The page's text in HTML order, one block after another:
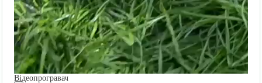
Відеопрогравач